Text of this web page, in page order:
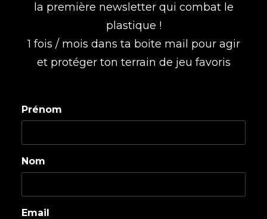
la première newsletter qui combat le
plastique !
1 fois / mois dans ta boite mail pour agir
et protéger ton terrain de jeu favoris
Prénom
Nom
Email